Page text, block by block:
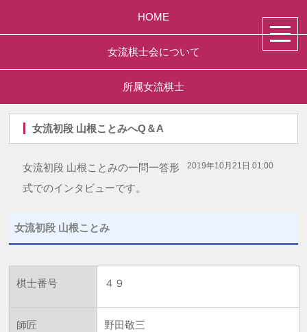
HOME
女流棋士会について
所属女流棋士
女流初段 山根ことみへQ＆A
2019年10月21日 01:00
女流初段 山根ことみの一問一答形
式でのインタビューです。
女流初段 山根ことみ
棋士番号 ４９
師匠 野田敬三